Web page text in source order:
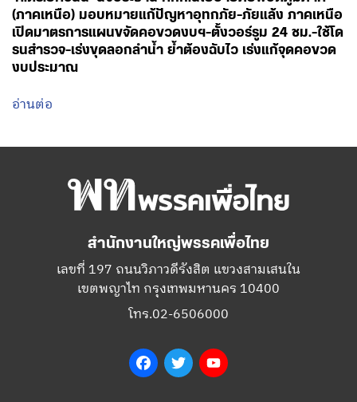
(ภาคเหนือ) มอบหมายแก้ปัญหาอุทกภัย-ภัยแล้ง ภาคเหนือ
เปิดมาตรการแผนขจัดคอขวดงบฯ-ตั้งวอร์รูม 24 ชม.-ใช้โด
รนสำรวจ-เร่งขุดลอกลำน้ำ ย้ำต้องฉับไว เร่งแก้จุดคอขวด
งบประมาณ
อ่านต่อ
สำนักงานใหญ่พรรคเพื่อไทย
เลขที่ 197 ถนนวิภาวดีรังสิต แขวงสามเสนใน
เขตพญาไท กรุงเทพมหานคร 10400
โทร.02-6506000
FacebookTwitter